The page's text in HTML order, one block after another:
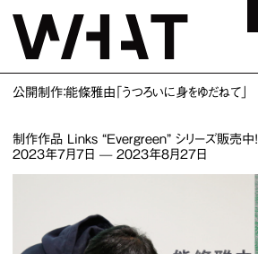
公開制作：能條雅由「うつろいに身をゆだねて」
制作作品 Links “Evergreen” シリーズ販売中！
2023年7月7日 — 2023年8月27日